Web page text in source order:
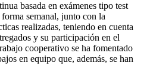
basada en exámenes tipo test
semanal, junto con la
realizadas, teniendo en cuenta
y su participación en el
cooperativo se ha fomentado
en equipo que, además, se han